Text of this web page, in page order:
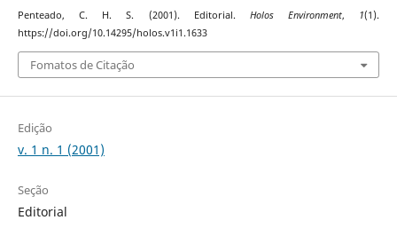
Penteado, C. H. S. (2001). Editorial. Holos Environment, 1(1).
https://doi.org/10.14295/holos.v1i1.1633
Fomatos de Citação
Edição
v. 1 n. 1 (2001)
Seção
Editorial